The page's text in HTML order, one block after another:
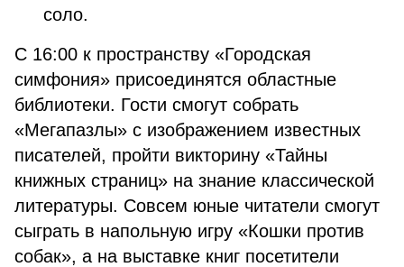
соло.
С 16:00 к пространству «Городская
симфония» присоединятся областные
библиотеки. Гости смогут собрать
«Мегапазлы» с изображением известных
писателей, пройти викторину «Тайны
книжных страниц» на знание классической
литературы. Совсем юные читатели смогут
сыграть в напольную игру «Кошки против
собак», а на выставке книг посетители